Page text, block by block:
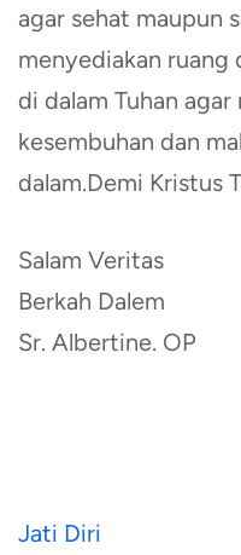
agar sehat maupun
menyediakan ruang
di dalam Tuhan
kesembuhan dan
dalam.Demi Kristus
Salam Veritas
Berkah Dalem
Sr. Albertine. OP
Navigasi
Jati Diri